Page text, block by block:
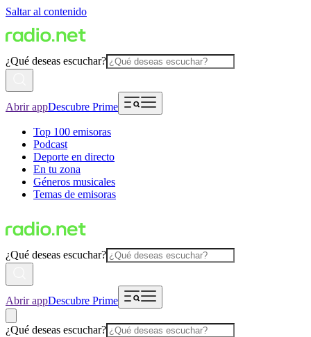
Saltar al contenido
¿Qué deseas escuchar?
Abrir appDescubre Prime
Top 100 emisoras
Podcast
Deporte en directo
En tu zona
Géneros musicales
Temas de emisoras
¿Qué deseas escuchar?
Abrir appDescubre Prime
¿Qué deseas escuchar?